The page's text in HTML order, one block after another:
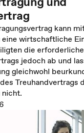
kann
wirtschaftliche
die
jedoch ab und
gleichwohl
Treuhandvertrags